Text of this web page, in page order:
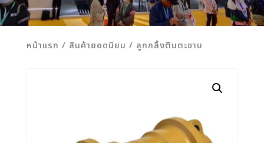
หน้าแรก / สินค้ายอดนิยม / ลูกกลิ้งตีนตะขาบ